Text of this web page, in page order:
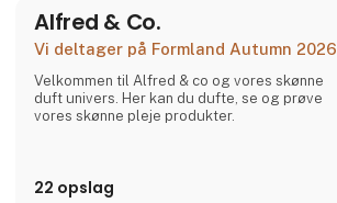
Alfred & Co.
Vi deltager på Formland Autumn 2026
Velkommen til Alfred & co og vores skønne
duft univers. Her kan du dufte, se og prøve
vores skønne pleje produkter.
22 opslag